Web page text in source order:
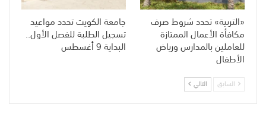
«التربية» تحدد شروط صرف
مكافأة الأعمال الممتازة
للعاملين بالمدارس ورياض
الأطفال
جامعة الكويت تحدد مواعيد
تسجيل الطلبة للفصل الأول..
البداية 9 أغسطس
السابق التالي